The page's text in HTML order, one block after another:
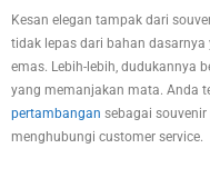
Kesan elegan tampak dari
tidak lepas dari bahan
emas. Lebih-lebih, dudukannya
yang memanjakan mata. Anda
pertambangan sebagai
menghubungi customer service.